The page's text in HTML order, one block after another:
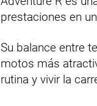
prestaciones en
Su balance entre
motos más
rutina y vivir la